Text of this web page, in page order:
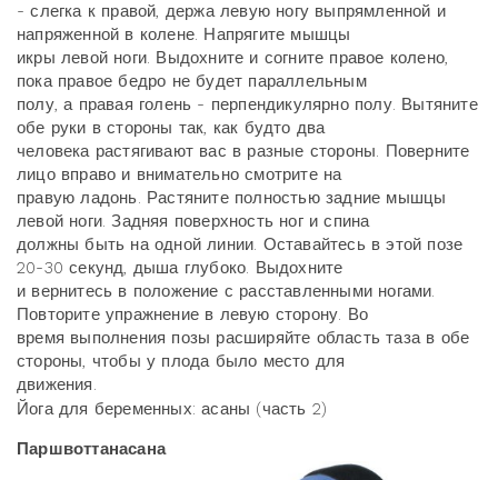
- слегка к правой, держа левую ногу выпрямленной и
напряженной в колене. Напрягите мышцы
икры левой ноги. Выдохните и согните правое колено,
пока правое бедро не будет параллельным
полу, а правая голень - перпендикулярно полу. Вытяните
обе руки в стороны так, как будто два
человека растягивают вас в разные стороны. Поверните
лицо вправо и внимательно смотрите на
правую ладонь. Растяните полностью задние мышцы
левой ноги. Задняя поверхность ног и спина
должны быть на одной линии. Оставайтесь в этой позе
20-30 секунд, дыша глубоко. Выдохните
и вернитесь в положение с расставленными ногами.
Повторите упражнение в левую сторону. Во
время выполнения позы расширяйте область таза в обе
стороны, чтобы у плода было место для
движения.
Йога для беременных: асаны (часть 2)
Паршвоттанасана